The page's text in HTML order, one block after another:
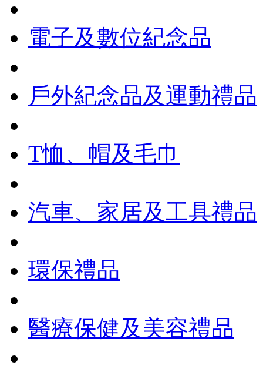
電子及數位紀念品
戶外紀念品及運動禮品
T恤、帽及毛巾
汽車、家居及工具禮品
環保禮品
醫療保健及美容禮品